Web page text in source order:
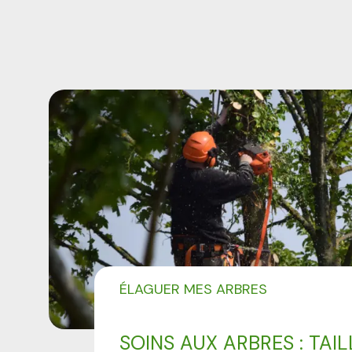
SOINS AUX ARBRES :
ÉLAGUER MES ARBRES